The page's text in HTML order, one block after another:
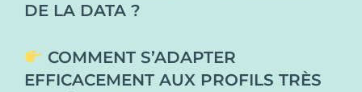
DE LA DATA ?
COMMENT S’ADAPTER
EFFICACEMENT AUX PROFILS TRÈS